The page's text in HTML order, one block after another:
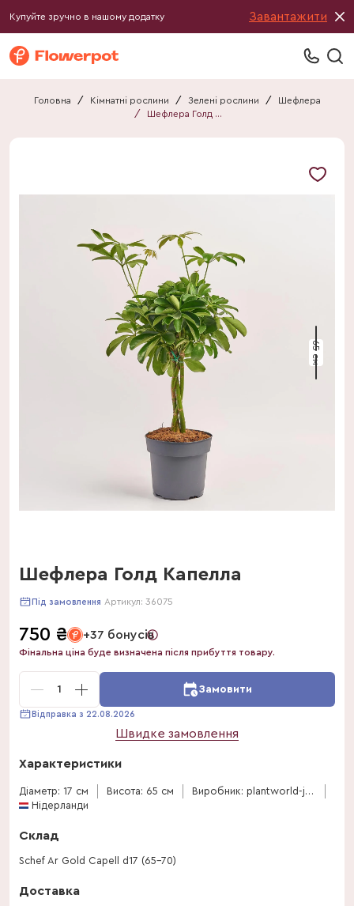
Купуйте зручно в нашому додатку Завантажити
Головна / Кімнатні рослини / Зелені рослини /
Шефлера
/
Шефлера Голд Капелла
65 см
Шефлера Голд Капелла
Під замовлення Артикул: 36075
750 ₴ +37 бонусів
Фінальна ціна буде визначена після прибуття товару.
1 Замовити
Відправка з 22.08.2026
Швидке замовлення
Характеристики
Діаметр: 17 см Висота: 65 см
Виробник: plantworld-jogrow
Нідерланди
Склад
Schef Ar Gold Capell d17 (65-70)
Доставка